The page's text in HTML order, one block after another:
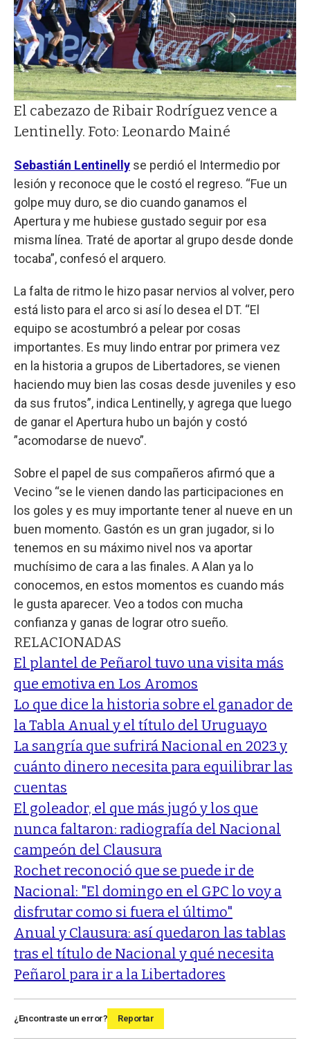
El cabezazo de Ribair Rodríguez vence a
Lentinelly. Foto: Leonardo Mainé
Sebastián Lentinelly se perdió el Intermedio por
lesión y reconoce que le costó el regreso. “Fue un
golpe muy duro, se dio cuando ganamos el
Apertura y me hubiese gustado seguir por esa
misma línea. Traté de aportar al grupo desde donde
tocaba”, confesó el arquero.
La falta de ritmo le hizo pasar nervios al volver, pero
está listo para el arco si así lo desea el DT. “El
equipo se acostumbró a pelear por cosas
importantes. Es muy lindo entrar por primera vez
en la historia a grupos de Libertadores, se vienen
haciendo muy bien las cosas desde juveniles y eso
da sus frutos”, indica Lentinelly, y agrega que luego
de ganar el Apertura hubo un bajón y costó
”acomodarse de nuevo”.
Sobre el papel de sus compañeros afirmó que a
Vecino “se le vienen dando las participaciones en
los goles y es muy importante tener al nueve en un
buen momento. Gastón es un gran jugador, si lo
tenemos en su máximo nivel nos va aportar
muchísimo de cara a las finales. A Alan ya lo
conocemos, en estos momentos es cuando más
le gusta aparecer. Veo a todos con mucha
confianza y ganas de lograr otro sueño.
RELACIONADAS
El plantel de Peñarol tuvo una visita más
que emotiva en Los Aromos
Lo que dice la historia sobre el ganador de
la Tabla Anual y el título del Uruguayo
La sangría que sufrirá Nacional en 2023 y
cuánto dinero necesita para equilibrar las
cuentas
El goleador, el que más jugó y los que
nunca faltaron: radiografía del Nacional
campeón del Clausura
Rochet reconoció que se puede ir de
Nacional: "El domingo en el GPC lo voy a
disfrutar como si fuera el último"
Anual y Clausura: así quedaron las tablas
tras el título de Nacional y qué necesita
Peñarol para ir a la Libertadores
¿Encontraste un error? Reportar